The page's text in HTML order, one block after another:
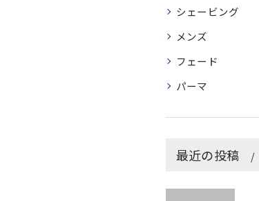
シェービング
メンズ
フェード
パーマ
最近の投稿